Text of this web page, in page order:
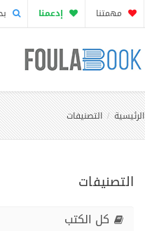
مهمتنا إدعمنا
الرئيسية التصنيفات
التصنيفات
كل الكتب